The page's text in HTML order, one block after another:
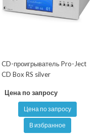
CD-проигрыватель Pro-Ject
CD Box RS silver
Цена по запросу
Цена по запросу
В избранное